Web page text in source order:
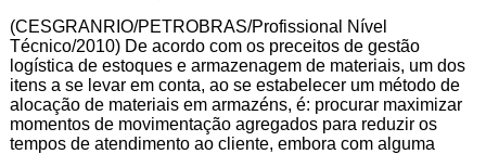
(CESGRANRIO/PETROBRAS/Profissional Nível
Técnico/2010) De acordo com os preceitos de gestão
logística de estoques e armazenagem de materiais, um dos
itens a se levar em conta, ao se estabelecer um método de
alocação de materiais em armazéns, é: procurar maximizar
momentos de movimentação agregados para reduzir os
tempos de atendimento ao cliente, embora com alguma